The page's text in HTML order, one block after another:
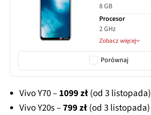
8 GB
Procesor
2 GHz
Zobacz więcej
Porównaj
Vivo Y70 –1099 zł(od 3 listopada)
Vivo Y20s –799 zł(od 3 listopada)